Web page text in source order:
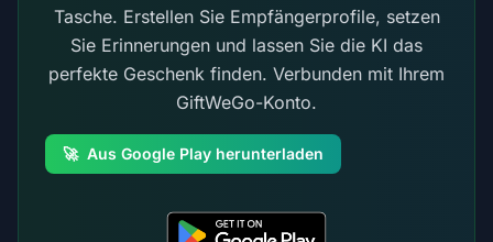
Tasche. Erstellen Sie Empfängerprofile, setzen
Sie Erinnerungen und lassen Sie die KI das
perfekte Geschenk finden. Verbunden mit Ihrem
GiftWeGo-Konto.
🚀 Aus Google Play herunterladen